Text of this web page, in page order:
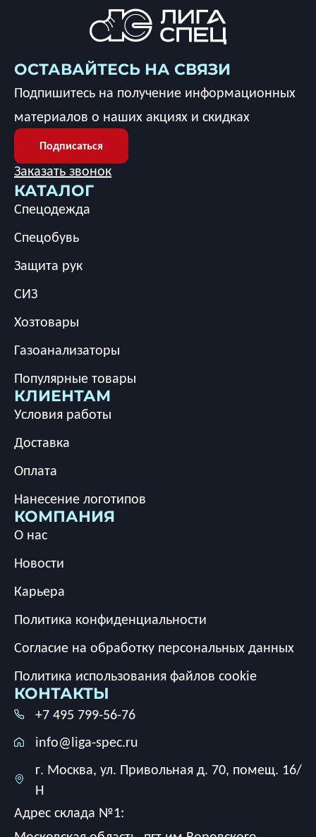
КАТАЛОГ
Спецодежда
Спецобувь
Защита рук
СИЗ
Хозтовары
Газоанализаторы
Популярные товары
КЛИЕНТАМ
Условия работы
Доставка
Оплата
Нанесение логотипов
КОМПАНИЯ
О нас
Новости
Карьера
Политика конфиденциальности
Согласие на обработку персональных данных
Политика использования файлов cookie
КОНТАКТЫ
+7 495 799-56-76
info@liga-spec.ru
г. Москва, ул. Привольная д. 70, помещ. 16/
Н
Адрес склада №1:
ОСТАВАЙТЕСЬ НА СВЯЗИ
Подпишитесь на получение информационных
материалов о наших акциях и скидках
Подписаться
Заказать звонок